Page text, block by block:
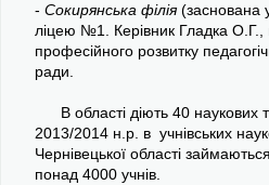
- Сокирянська філія(заснована
ліцею №1. Керівник Гладка О.Г.,
професійного розвитку
ради.
В області діють 40 наукових
2013/2014 н.р. в учнівських
Чернівецької області
понад 4000 учнів.